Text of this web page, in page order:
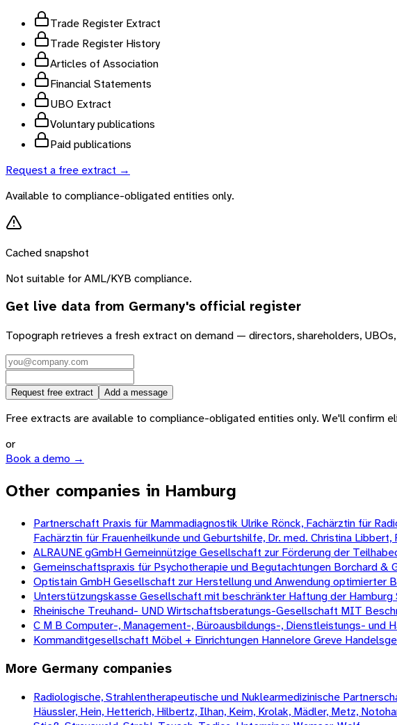
Trade Register Extract
Trade Register History
Articles of Association
Financial Statements
UBO Extract
Voluntary publications
Paid publications
Request a free extract →
Available to compliance-obligated entities only.
Cached snapshot
Not suitable for AML/KYB compliance.
Get live data from Germany's official register
Topograph retrieves a fresh extract on demand — directors, shareholders,
Request free extract Add a message
Free extracts are available to compliance-obligated entities only. We'll confirm
or
Book a demo →
Other companies in Hamburg
Partnerschaft Praxis für Mammadiagnostik Ulrike Rönck, Fachärztin für
Fachärztin für Frauenheilkunde und Geburtshilfe, Dr. med. Christina
ALRAUNE gGmbH Gemeinnützige Gesellschaft zur Förderung der
Gemeinschaftspraxis für Psychotherapie und Begutachtungen Borchard
Optistain GmbH Gesellschaft zur Herstellung und Anwendung optimierter
Unterstützungskasse Gesellschaft mit beschränkter Haftung der
Rheinische Treuhand- UND Wirtschaftsberatungs-Gesellschaft MIT
C M B Computer-, Management-, Büroausbildungs-, Dienstleistungs- und
Kommanditgesellschaft Möbel + Einrichtungen Hannelore Greve
More Germany companies
Radiologische, Strahlentherapeutische und Nuklearmedizinische
Häussler, Hein, Hetterich, Hilbertz, Ilhan, Keim, Krolak, Mädler, Metz,